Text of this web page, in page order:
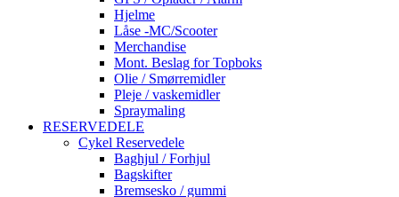
Hjelme
Låse -MC/Scooter
Merchandise
Mont. Beslag for Topboks
Olie / Smørremidler
Pleje / vaskemidler
Spraymaling
RESERVEDELE
Cykel Reservedele
Baghjul / Forhjul
Bagskifter
Bremsesko / gummi